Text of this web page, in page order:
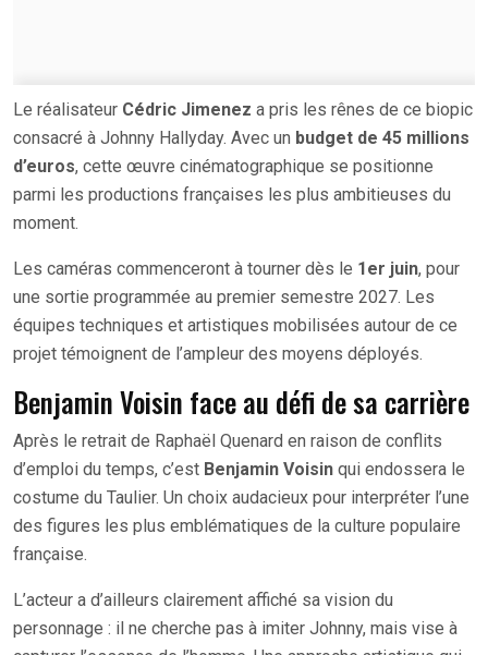
Le réalisateur Cédric Jimenez a pris les rênes de ce biopic
consacré à Johnny Hallyday. Avec un budget de 45 millions
d’euros, cette œuvre cinématographique se positionne
parmi les productions françaises les plus ambitieuses du
moment.
Les caméras commenceront à tourner dès le 1er juin, pour
une sortie programmée au premier semestre 2027. Les
équipes techniques et artistiques mobilisées autour de ce
projet témoignent de l’ampleur des moyens déployés.
Benjamin Voisin face au défi de sa carrière
Après le retrait de Raphaël Quenard en raison de conflits
d’emploi du temps, c’est Benjamin Voisin qui endossera le
costume du Taulier. Un choix audacieux pour interpréter l’une
des figures les plus emblématiques de la culture populaire
française.
L’acteur a d’ailleurs clairement affiché sa vision du
personnage : il ne cherche pas à imiter Johnny, mais vise à